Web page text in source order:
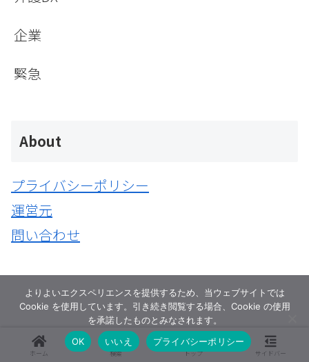
企業
緊急
About
プライバシーポリシー
運営元
問い合わせ
ホーム 検索 トップ サイドバー
よりよいエクスペリエンスを提供するため、当ウェブサイトでは
Cookie を使用しています。引き続き閲覧する場合、Cookie の使用
を承諾したものとみなされます。
OK
いいえ プライバシーポリシー